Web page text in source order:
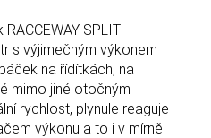
SPLIT
s výjimečným výkonem
na řídítkách, na
mimo jiné otočným
rychlost, plynule reaguje
výkonu a to i v mírně